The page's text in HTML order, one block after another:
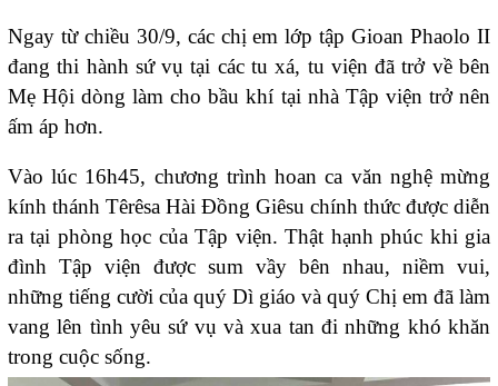
Ngay từ chiều 30/9, các chị em lớp tập Gioan Phaolo II
đang thi hành sứ vụ tại các tu xá, tu viện đã trở về bên
Mẹ Hội dòng làm cho bầu khí tại nhà Tập viện trở nên
ấm áp hơn.
Vào lúc 16h45, chương trình hoan ca văn nghệ mừng
kính thánh Têrêsa Hài Đồng Giêsu chính thức được diễn
ra tại phòng học của Tập viện. Thật hạnh phúc khi gia
đình Tập viện được sum vầy bên nhau, niềm vui,
những tiếng cười của quý Dì giáo và quý Chị em đã làm
vang lên tình yêu sứ vụ và xua tan đi những khó khăn
trong cuộc sống.